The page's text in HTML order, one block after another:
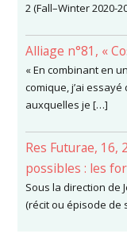
2 (Fall–Winter 2020-
Alliage n°81, «
« En combinant en
comique, j’ai
auxquelles je […]
Res Futurae, 16,
possibles : les
Sous la direction de
(récit ou épisode de